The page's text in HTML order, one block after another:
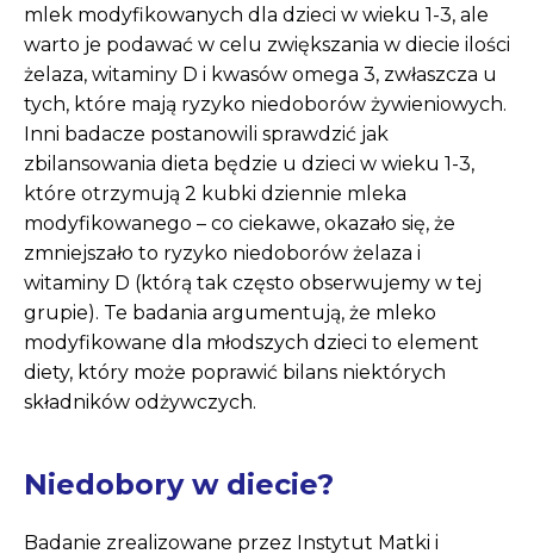
mlek modyfikowanych dla dzieci w wieku 1-3, ale
warto je podawać w celu zwiększania w diecie ilości
żelaza, witaminy D i kwasów omega 3, zwłaszcza u
tych, które mają ryzyko niedoborów żywieniowych.
Inni badacze postanowili sprawdzić jak
zbilansowania dieta będzie u dzieci w wieku 1-3,
które otrzymują 2 kubki dziennie mleka
modyfikowanego – co ciekawe, okazało się, że
zmniejszało to ryzyko niedoborów żelaza i
witaminy D (którą tak często obserwujemy w tej
grupie). Te badania argumentują, że mleko
modyfikowane dla młodszych dzieci to element
diety, który może poprawić bilans niektórych
składników odżywczych.
Niedobory w diecie?
Badanie zrealizowane przez Instytut Matki i